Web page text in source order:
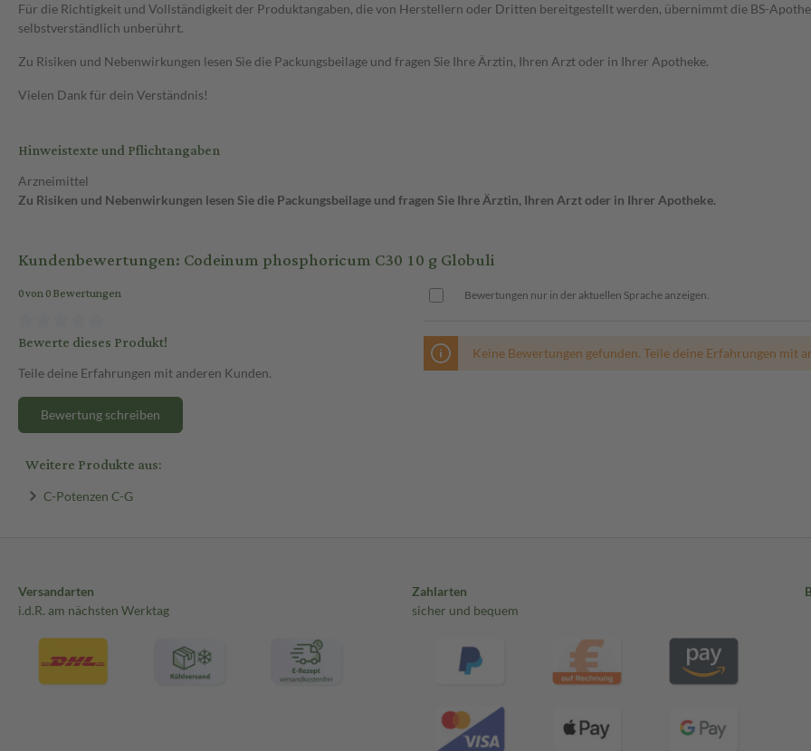
Für die Richtigkeit und Vollständigkeit der Produktangaben, die von Herstellern oder Dritten bereitgestellt werden, übernimmt die BS-
selbstverständlich unberührt.
Zu Risiken und Nebenwirkungen lesen Sie die Packungsbeilage und fragen Sie Ihre Ärztin, Ihren Arzt oder in Ihrer Apotheke.
Vielen Dank für dein Verständnis!
Hinweistexte und Pflichtangaben
Arzneimittel
Zu Risiken und Nebenwirkungen lesen Sie die Packungsbeilage und fragen Sie Ihre Ärztin, Ihren Arzt oder in Ihrer Apotheke.
Kundenbewertungen: Codeinum phosphoricum C30 10 g Globuli
0 von 0 Bewertungen
Bewerte dieses Produkt!
Teile deine Erfahrungen mit anderen Kunden.
Bewertung schreiben
Bewertungen nur in der aktuellen Sprache anzeigen.
Keine Bewertungen gefunden. Teile deine Erfahrungen mit
Weitere Produkte aus:
C-Potenzen C-G
Versandarten
i.d.R. am nächsten Werktag
Zahlarten
sicher und bequem